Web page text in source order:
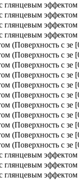
глянцевым эффектом
глянцевым эффектом
глянцевым эффектом
глянцевым эффектом
(Поверхность с зе
(Поверхность с зе
(Поверхность с зе
(Поверхность с зе
(Поверхность с зе
(Поверхность с зе
(Поверхность с зе
(Поверхность с зе
(Поверхность с зе
(Поверхность с зе
(Поверхность с зе
глянцевым эффектом
глянцевым эффектом
глянцевым эффектом